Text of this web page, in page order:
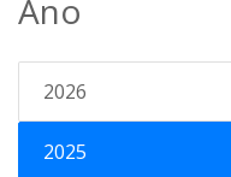
Ano
2026
2025